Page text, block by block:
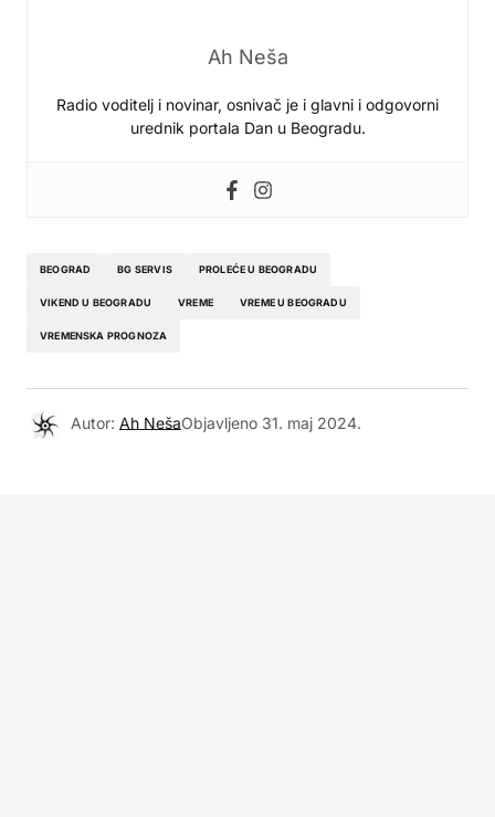
Ah Neša
Radio voditelj i novinar, osnivač je i glavni i odgovorni
urednik portala Dan u Beogradu.
BEOGRAD BG SERVIS PROLEĆE U BEOGRADU
VIKEND U BEOGRADU VREME VREME U BEOGRADU
VREMENSKA PROGNOZA
Autor: Ah NešaObjavljeno 31. maj 2024.